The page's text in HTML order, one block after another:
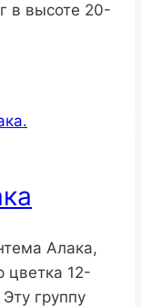
в высоте 20-
Алака,
цветка 12-
группу